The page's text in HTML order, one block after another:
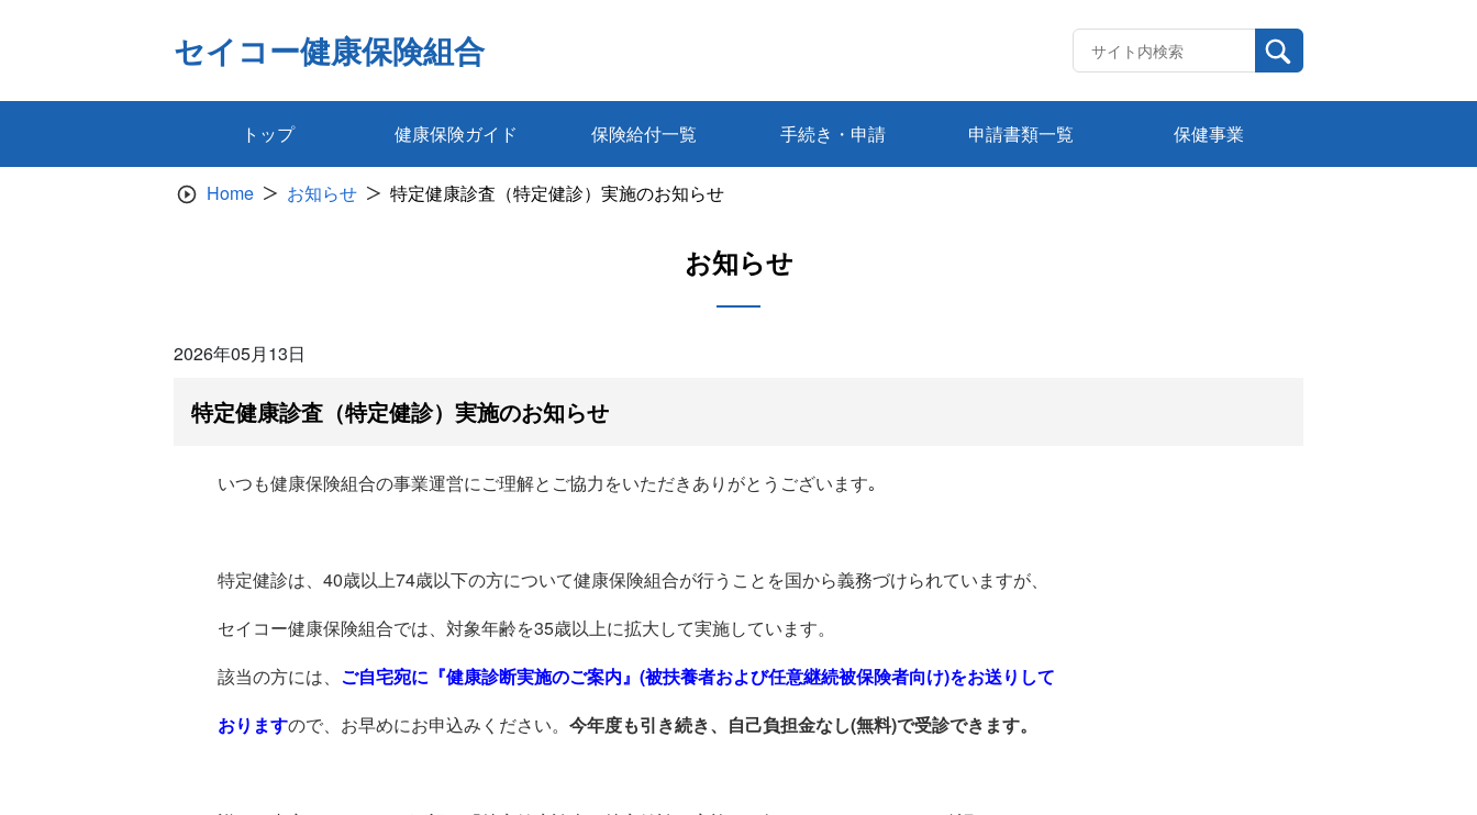
セイコー健康保険組合
トップ 健康保険ガイド 保険給付一覧 手続き・申請 申請書類一覧 保健事業
Home お知らせ 特定健康診査（特定健診）実施のお知らせ
お知らせ
2026年05月13日
特定健康診査（特定健診）実施のお知らせ
いつも健康保険組合の事業運営にご理解とご協力をいただきありがとうございます｡
特定健診は、40歳以上74歳以下の方について健康保険組合が行うことを国から義務づけられていますが、
セイコー健康保険組合では、対象年齢を35歳以上に拡大して実施しています。
該当の方には、 ご自宅宛に『健康診断実施のご案内』(被扶養者および任意継続被保険者向け)をお送りして
おりますので、お早めにお申込みください。 今年度も引き続き、自己負担金なし(無料)で受診できます。